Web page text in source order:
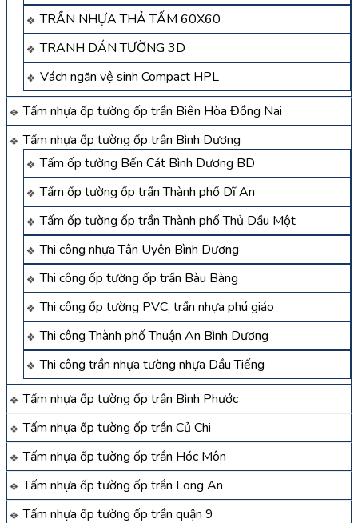
TRẦN NHỰA THẢ TẤM 60X60
TRANH DÁN TƯỜNG 3D
Vách ngăn vệ sinh Compact HPL
Tấm nhựa ốp tường ốp trần Biên Hòa Đồng Nai
Tấm nhựa ốp tường ốp trần Bình Dương
Tấm ốp tường Bến Cát Bình Dương BD
Tấm ốp tường ốp trần Thành phố Dĩ An
Tấm ốp tường ốp trần Thành phố Thủ Dầu Một
Thi công nhựa Tân Uyên Bình Dương
Thi công ốp tường ốp trần Bàu Bàng
Thi công ốp tường PVC, trần nhựa phú giáo
Thi công Thành phố Thuận An Bình Dương
Thi công trần nhựa tường nhựa Dầu Tiếng
Tấm nhựa ốp tường ốp trần Bình Phước
Tấm nhựa ốp tường ốp trần Củ Chi
Tấm nhựa ốp tường ốp trần Hóc Môn
Tấm nhựa ốp tường ốp trần Long An
Tấm nhựa ốp tường ốp trần quận 9